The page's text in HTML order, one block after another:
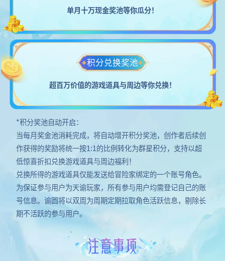
单月十万现金奖池等你瓜分！
积分兑换奖池
超百万价值的游戏道具与周边等你兑换！
*积分奖池自动开启：
当每月奖金池消耗完成，将自动增开积分奖池，创作者后续创
作获得的奖励将统一按1:1的比例转化为群星积分，支持以超
低惊喜折扣兑换游戏道具与周边福利！
兑换所得的游戏道具仅能发送给冒险家绑定的一个账号角色。
为保证参与用户为天谕玩家，所有参与用户均需登记自己的账
号信息。谕圆将以双周为周期定期拉取角色活跃信息，剔除长
期不活跃的参与用户。
注意事项